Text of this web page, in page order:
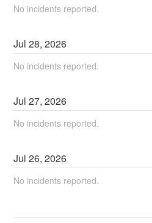
No incidents reported.
Jul28,2026
No incidents reported.
Jul27,2026
No incidents reported.
Jul26,2026
No incidents reported.